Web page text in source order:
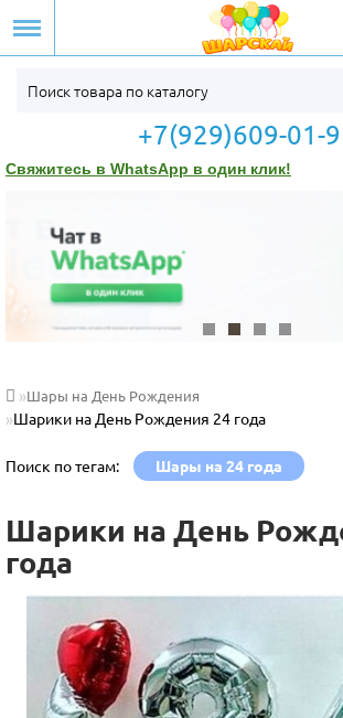
+7(929)609-01-
Свяжитесь в WhatsApp в один клик!
Шары на День Рождения
Шарики на День Рождения 24 года
Поиск по тегам: Шары на 24 года
Шарики на День
года